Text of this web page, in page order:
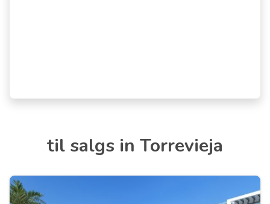
til salgs in Torrevieja